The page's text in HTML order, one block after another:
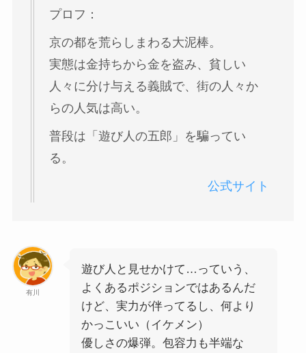
プロフ：
京の都を荒らしまわる大泥棒。
実態は金持ちから金を盗み、貧しい
人々に分け与える義賊で、街の人々か
らの人気は高い。
普段は「遊び人の五郎」を騙ってい
る。
公式サイト
有川
遊び人と見せかけて…っていう、
よくあるポジションではあるんだ
けど、実力が伴ってるし、何より
かっこいい（イケメン）
優しさの爆弾。包容力も半端な